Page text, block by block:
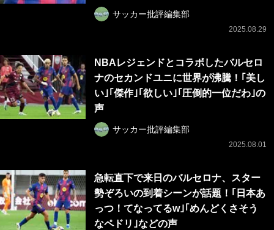
サッカー批評編集部
2025.08.29
NBAレジェンドとコラボしたバルセロ
ナのセカンドユニに世界が沸騰！｢美し
い｣｢傑作｣｢欲しい｣｢圧倒的一位だわ｣の
声
サッカー批評編集部
2025.08.01
急転直下で来日のバルセロナ、スター
勢ぞろいの到着シーンが話題！｢日本あ
っつ！てなってるw｣｢めんどくさそう
なペドリ｣などの声